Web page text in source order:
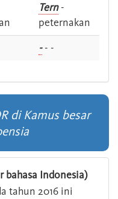
Tern-
peternakan
-- -
di Kamus besar
bahasa Indonesia)
tahun 2016 ini